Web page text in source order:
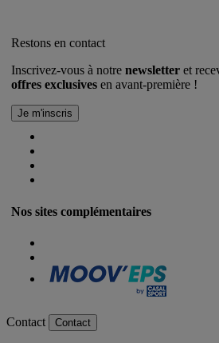
Restons en contact
Inscrivez-vous à notre newsletter et
offres exclusives en avant-première !
Nos sites complémentaires
Contact Contact